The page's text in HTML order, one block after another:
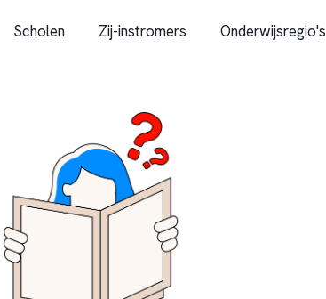
Scholen Zij-instromers Onderwijsregio's